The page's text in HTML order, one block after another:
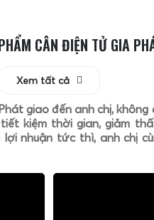
CÂN ĐIỆN TỬ GIA
Xem tất cả
giao đến anh chị, không
kiệm thời gian, giảm
nhuận tức thì, anh chị